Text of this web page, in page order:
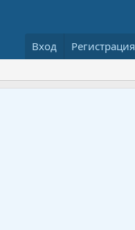
Вход Регистрация